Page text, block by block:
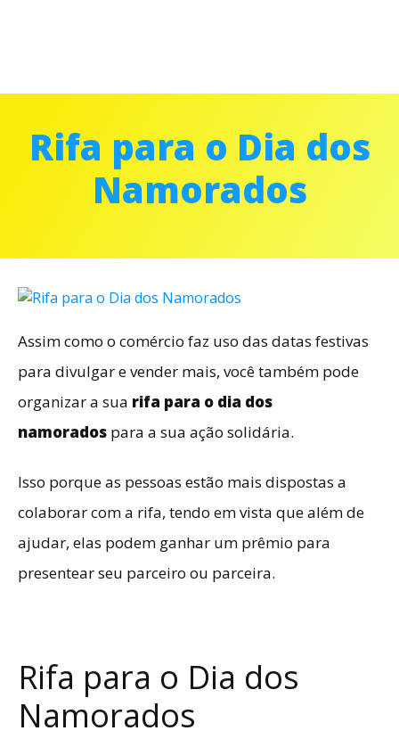
Rifa para o Dia dos
Namorados
Assim como o comércio faz uso das datas festivas
para divulgar e vender mais, você também pode
organizar a sua rifa para o dia dos
namorados para a sua ação solidária.
Isso porque as pessoas estão mais dispostas a
colaborar com a rifa, tendo em vista que além de
ajudar, elas podem ganhar um prêmio para
presentear seu parceiro ou parceira.
Rifa para o Dia dos
Namorados